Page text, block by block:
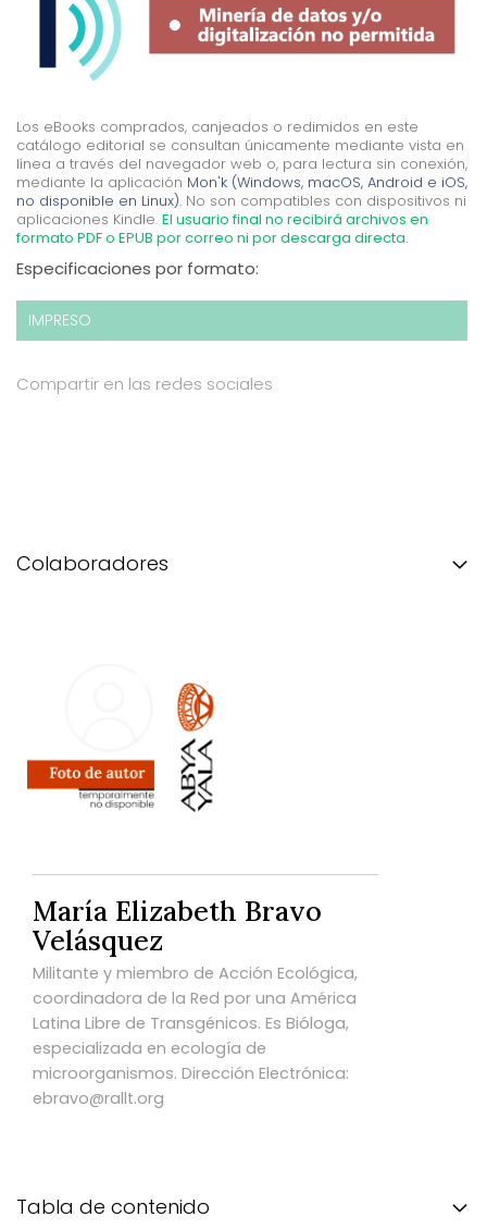
Los eBooks comprados, canjeados o redimidos en este
catálogo editorial se consultan únicamente mediante vista en
línea a través del navegador web o, para lectura sin conexión,
mediante la aplicación Mon'k (Windows, macOS, Android e iOS,
no disponible en Linux). No son compatibles con dispositivos ni
aplicaciones Kindle. El usuario final no recibirá archivos en
formato PDF o EPUB por correo ni por descarga directa.
Especificaciones por formato:
IMPRESO
Compartir en las redes sociales
Colaboradores
María Elizabeth Bravo
Velásquez
Militante y miembro de Acción Ecológica,
coordinadora de la Red por una América
Latina Libre de Transgénicos. Es Bióloga,
especializada en ecología de
microorganismos. Dirección Electrónica:
ebravo@rallt.org
Tabla de contenido